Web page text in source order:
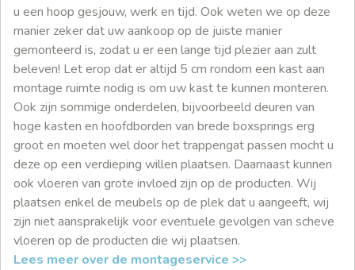
u een hoop gesjouw, werk en tijd. Ook weten we op deze
manier zeker dat uw aankoop op de juiste manier
gemonteerd is, zodat u er een lange tijd plezier aan zult
beleven! Let erop dat er altijd 5 cm rondom een kast aan
montage ruimte nodig is om uw kast te kunnen monteren.
Ook zijn sommige onderdelen, bijvoorbeeld deuren van
hoge kasten en hoofdborden van brede boxsprings erg
groot en moeten wel door het trappengat passen mocht u
deze op een verdieping willen plaatsen. Daarnaast kunnen
ook vloeren van grote invloed zijn op de producten. Wij
plaatsen enkel de meubels op de plek dat u aangeeft, wij
zijn niet aansprakelijk voor eventuele gevolgen van scheve
vloeren op de producten die wij plaatsen.
Lees meer over de montageservice >>